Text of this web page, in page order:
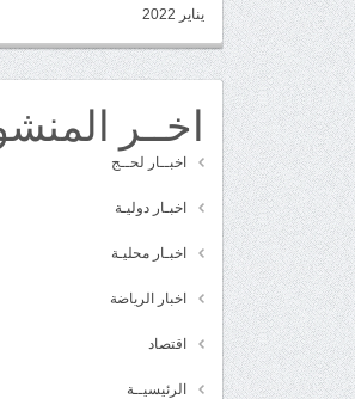
يناير 2022
اخــر
اخبــار لحــج
اخبـار دوليـة
اخبـار محليـة
اخبار الرياضة
اقتصاد
الرئيسيــة